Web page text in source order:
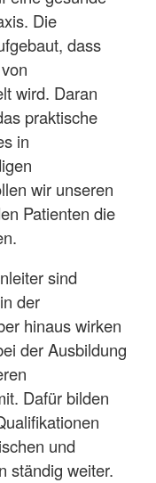
Die
dass
wird. Daran
praktische
in
wir unseren
Patienten die
sind
der
hinaus wirken
der Ausbildung
Dafür bilden
und
ständig weiter.